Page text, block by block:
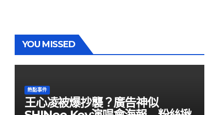
YOU MISSED
熱點事件
王心凌被爆抄襲？廣告神似